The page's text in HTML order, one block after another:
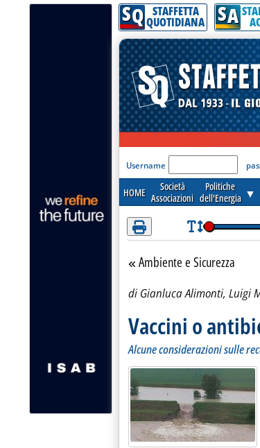
Attenzione! Esegui l'accesso per lèggere interamente la
SQ STAFFETTA
QUOTIDIANA SA
'Modulo Login per
Username
HOME
Società
Associazioni
Politiche
dell'Energia ▼
Torna alla sezione
Ambiente e Sicurezza
di Gianluca Alimonti, Luigi
Vaccini o
Alcune considerazioni sulle